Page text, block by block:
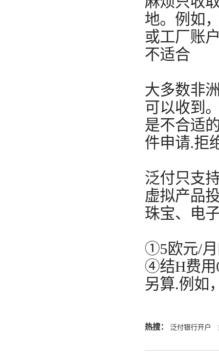
地。例如
或工厂账
不适合
大多数非
可以收到
是不合适
件申请.拒
泛付只支
虚拟产品
珠宝、电
①5欧元/
④结H费用
另算.例如
热搜： 泛付银行开户